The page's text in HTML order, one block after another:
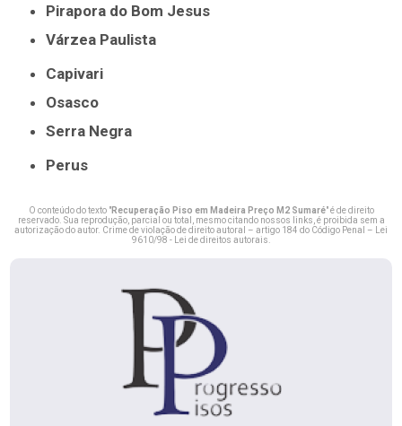
Pirapora do Bom Jesus
Várzea Paulista
Capivari
Osasco
Serra Negra
Perus
O conteúdo do texto "Recuperação Piso em Madeira Preço M2 Sumaré" é de direito
reservado. Sua reprodução, parcial ou total, mesmo citando nossos links, é proibida sem a
autorização do autor. Crime de violação de direito autoral – artigo 184 do Código Penal –
Lei
9610/98 - Lei de direitos autorais